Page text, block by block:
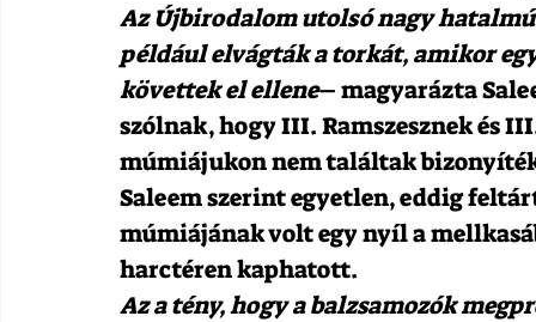
Az Újbirodalom utolsó nagy
például elvágták a torkát, amikor
követtek el ellene– magyarázta
szólnak, hogy III. Ramszesznek és
múmiájukon nem találtak
Saleem szerint egyetlen, eddig
múmiájának volt egy nyíl a
harctéren kaphatott.
Az a tény, hogy a balzsamozók